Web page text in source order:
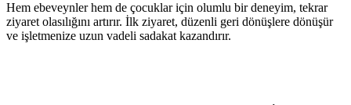
Hem ebeveynler hem de çocuklar için olumlu bir deneyim, tekrar
ziyaret olasılığını artırır. İlk ziyaret, düzenli geri dönüşlere dönüşür
ve işletmenize uzun vadeli sadakat kazandırır.